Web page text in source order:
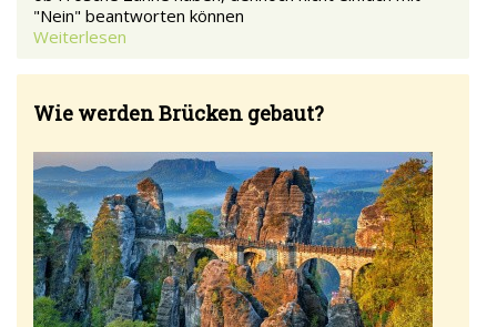
"Nein" beantworten können
Weiterlesen
Wie werden Brücken gebaut?